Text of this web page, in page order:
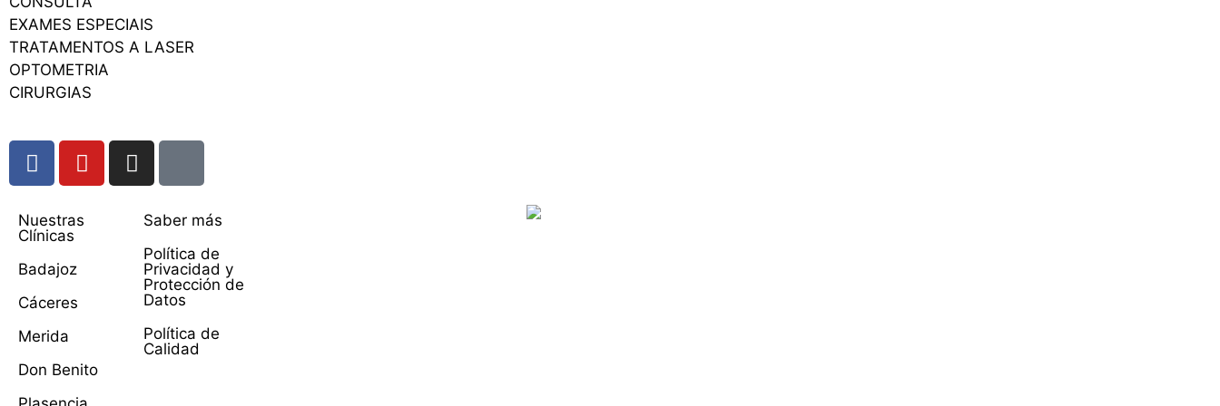
EXAMES ESPECIAIS
TRATAMENTOS A LASER
OPTOMETRIA
CIRURGIAS
Nuestras
Clínicas
Badajoz
Cáceres
Merida
Don Benito
Saber más
Política de
Privacidad y
Protección de
Datos
Política de
Calidad